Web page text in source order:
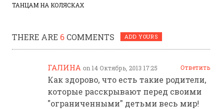
ТАНЦАМ НА КОЛЯСКАХ
THERE ARE 6 COMMENTS ADD YOURS
ГАЛИНА on 14 Октябрь, 2013 17:25 Ответить
Как здорово, что есть такие родители,
которые расскрывают перед своими
"ограниченными" детьми весь мир!